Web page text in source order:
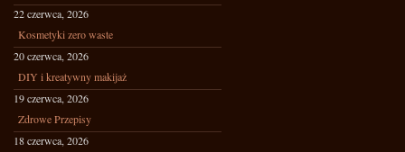
22 czerwca, 2026
Kosmetyki zero waste
20 czerwca, 2026
DIY i kreatywny makijaż
19 czerwca, 2026
Zdrowe Przepisy
18 czerwca, 2026